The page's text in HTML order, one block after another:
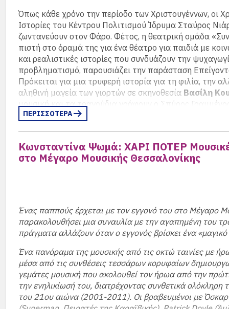
Όπως κάθε χρόνο την περίοδο των Χριστουγέννων, οι
Ιστορίες του Κέντρου Πολιτισμού Ίδρυμα Σταύρος
ζωντανεύουν στον Φάρο. Φέτος, η θεατρική ομάδα
πιστή στο όραμά της για ένα θέατρο για παιδιά με
και ρεαλιστικές ιστορίες που συνδυάζουν την
προβληματισμό, παρουσιάζει την παράσταση
Πρόκειται για μια τρυφερή ιστορία για τη φιλία, την
αληθινή μαγεία των γιορτών σε σκηνοθεσία Βασίλη
μουσική και τα τραγούδια γράφουν ο Σπύρος
Θεοχάρη.
Τρεις μικροί ασθενείς στο παιδιατρικό τμήμα ενός
μακριά από τα σπίτια τους τις μέρες των
ανησυχία τους γίνεται αφορμή για περιπέτειες που δεν
συνδυάζοντάς τα με μουσική, τραγούδι και «θέατρο
καλεί τους θεατές να δουν τον κόσμο μέσα από τα
χωρίς προκαταλήψεις, γεμάτο δυνατότητες, με την
Γιατί τα Χριστούγεννα δεν είναι απλά μια ημερομηνία
η στιγμή που επιλέγουμε να ανοίξουμε την καρδιά μας
(περισσότερα…)
ΠΕΡΙΣΣΟΤΕΡΑ
Κωνσταντίνα Ψωμά: ΧΑΡΙ ΠΟΤΕΡ
στο Μέγαρο Μουσικής Θεσσαλονίκης
Ένας παππούς έρχεται με τον εγγονό του στο Μέγαρο
παρακολουθήσει μια συναυλία με την αγαπημένη του
πράγματα αλλάζουν όταν ο εγγονός βρίσκει ένα «μαγικό
Ένα πανόραμα της μουσικής από τις οκτώ ταινίες με
μέσα από τις συνθέσεις τεσσάρων κορυφαίων
γεμάτες μουσική που ακολουθεί τον ήρωα από την
την ενηλικίωσή του, διατρέχοντας συνθετικά ολόκληρη
του 21ου αιώνα (2001-2011). Οι βραβευμένοι με